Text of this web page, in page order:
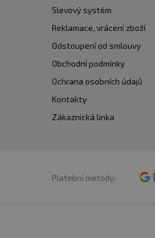
Slevový systém
Reklamace, vrácení zboží
Odstoupení od smlouvy
Obchodní podmínky
Ochrana osobních údajů
Kontakty
Zákaznická linka
Platební metody: